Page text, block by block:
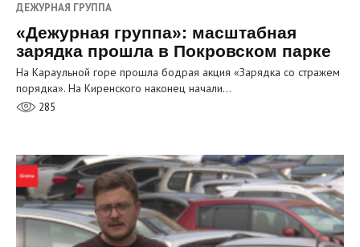
ДЕЖУРНАЯ ГРУППА
«Дежурная группа»: масштабная
зарядка прошла в Покровском парке
На Караульной горе прошла бодрая акция «Зарядка со стражем
порядка». На Киренского наконец начали…
285